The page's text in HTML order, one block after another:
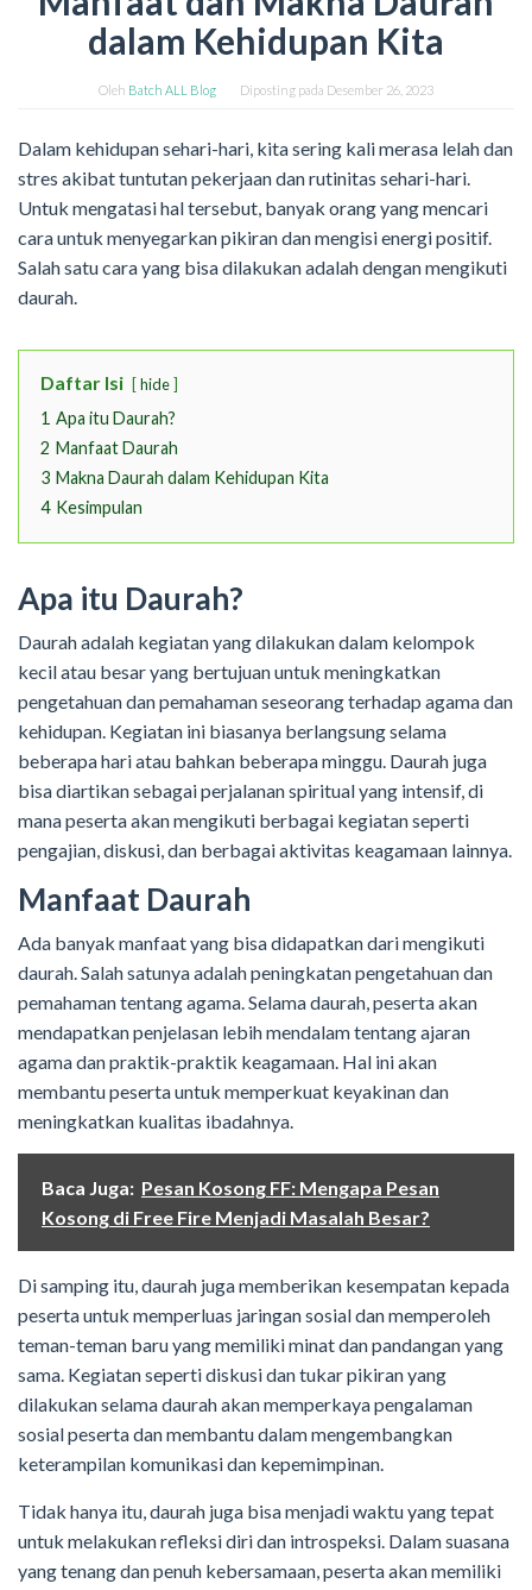
dalam Kehidupan Kita
Oleh Batch ALL Blog Diposting pada Desember 26, 2023
Dalam kehidupan sehari-hari, kita sering kali merasa lelah dan
stres akibat tuntutan pekerjaan dan rutinitas sehari-hari.
Untuk mengatasi hal tersebut, banyak orang yang mencari
cara untuk menyegarkan pikiran dan mengisi energi positif.
Salah satu cara yang bisa dilakukan adalah dengan mengikuti
daurah.
Daftar Isi hide
1 Apa itu Daurah?
2 Manfaat Daurah
3 Makna Daurah dalam Kehidupan Kita
4 Kesimpulan
Apa itu Daurah?
Daurah adalah kegiatan yang dilakukan dalam kelompok
kecil atau besar yang bertujuan untuk meningkatkan
pengetahuan dan pemahaman seseorang terhadap agama dan
kehidupan. Kegiatan ini biasanya berlangsung selama
beberapa hari atau bahkan beberapa minggu. Daurah juga
bisa diartikan sebagai perjalanan spiritual yang intensif, di
mana peserta akan mengikuti berbagai kegiatan seperti
pengajian, diskusi, dan berbagai aktivitas keagamaan lainnya.
Manfaat Daurah
Ada banyak manfaat yang bisa didapatkan dari mengikuti
daurah. Salah satunya adalah peningkatan pengetahuan dan
pemahaman tentang agama. Selama daurah, peserta akan
mendapatkan penjelasan lebih mendalam tentang ajaran
agama dan praktik-praktik keagamaan. Hal ini akan
membantu peserta untuk memperkuat keyakinan dan
meningkatkan kualitas ibadahnya.
Baca Juga: Pesan Kosong FF: Mengapa Pesan
Kosong di Free Fire Menjadi Masalah Besar?
Di samping itu, daurah juga memberikan kesempatan kepada
peserta untuk memperluas jaringan sosial dan memperoleh
teman-teman baru yang memiliki minat dan pandangan yang
sama. Kegiatan seperti diskusi dan tukar pikiran yang
dilakukan selama daurah akan memperkaya pengalaman
sosial peserta dan membantu dalam mengembangkan
keterampilan komunikasi dan kepemimpinan.
Tidak hanya itu, daurah juga bisa menjadi waktu yang tepat
untuk melakukan refleksi diri dan introspeksi. Dalam suasana
yang tenang dan penuh kebersamaan, peserta akan memiliki